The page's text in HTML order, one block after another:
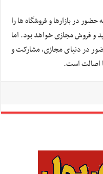
حضور در بازارها و فروشگاه ها را
و فروش مجازى خواهد بود. اما
در دنیاى مجازى، مشارکت و
اصالت است.